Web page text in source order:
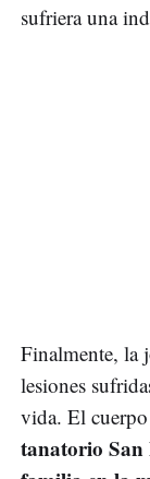
sufriera una
Finalmente, la
lesiones
vida. El
tanatorio